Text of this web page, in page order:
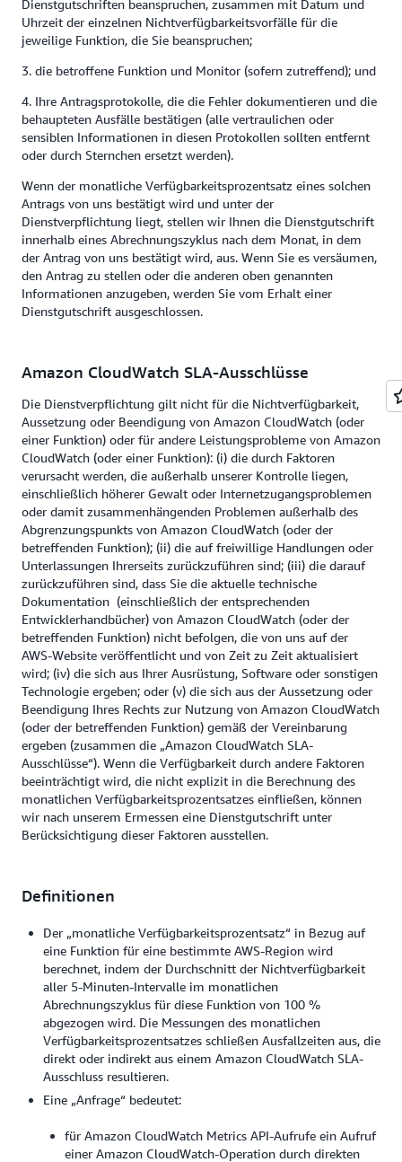
Dienstgutschriften beanspruchen, zusammen mit Datum und
Uhrzeit der einzelnen Nichtverfügbarkeitsvorfälle für die
jeweilige Funktion, die Sie beanspruchen;
3. die betroffene Funktion und Monitor (sofern zutreffend); und
4. Ihre Antragsprotokolle, die die Fehler dokumentieren und die
behaupteten Ausfälle bestätigen (alle vertraulichen oder
sensiblen Informationen in diesen Protokollen sollten entfernt
oder durch Sternchen ersetzt werden).
Wenn der monatliche Verfügbarkeitsprozentsatz eines solchen
Antrags von uns bestätigt wird und unter der
Dienstverpflichtung liegt, stellen wir Ihnen die Dienstgutschrift
innerhalb eines Abrechnungszyklus nach dem Monat, in dem
der Antrag von uns bestätigt wird, aus. Wenn Sie es versäumen,
den Antrag zu stellen oder die anderen oben genannten
Informationen anzugeben, werden Sie vom Erhalt einer
Dienstgutschrift ausgeschlossen.
Amazon CloudWatch SLA-Ausschlüsse
Die Dienstverpflichtung gilt nicht für die Nichtverfügbarkeit,
Aussetzung oder Beendigung von Amazon CloudWatch (oder
einer Funktion) oder für andere Leistungsprobleme von Amazon
CloudWatch (oder einer Funktion): (i) die durch Faktoren
verursacht werden, die außerhalb unserer Kontrolle liegen,
einschließlich höherer Gewalt oder Internetzugangsproblemen
oder damit zusammenhängenden Problemen außerhalb des
Abgrenzungspunkts von Amazon CloudWatch (oder der
betreffenden Funktion); (ii) die auf freiwillige Handlungen oder
Unterlassungen Ihrerseits zurückzuführen sind; (iii) die darauf
zurückzuführen sind, dass Sie die aktuelle technische
Dokumentation (einschließlich der entsprechenden
Entwicklerhandbücher) von Amazon CloudWatch (oder der
betreffenden Funktion) nicht befolgen, die von uns auf der
AWS-Website veröffentlicht und von Zeit zu Zeit aktualisiert
wird; (iv) die sich aus Ihrer Ausrüstung, Software oder sonstigen
Technologie ergeben; oder (v) die sich aus der Aussetzung oder
Beendigung Ihres Rechts zur Nutzung von Amazon CloudWatch
(oder der betreffenden Funktion) gemäß der Vereinbarung
ergeben (zusammen die „Amazon CloudWatch SLA-
Ausschlüsse“). Wenn die Verfügbarkeit durch andere Faktoren
beeinträchtigt wird, die nicht explizit in die Berechnung des
monatlichen Verfügbarkeitsprozentsatzes einfließen, können
wir nach unserem Ermessen eine Dienstgutschrift unter
Berücksichtigung dieser Faktoren ausstellen.
Definitionen
Der „monatliche Verfügbarkeitsprozentsatz“ in Bezug auf
eine Funktion für eine bestimmte AWS-Region wird
berechnet, indem der Durchschnitt der Nichtverfügbarkeit
aller 5-Minuten-Intervalle im monatlichen
Abrechnungszyklus für diese Funktion von 100 %
abgezogen wird. Die Messungen des monatlichen
Verfügbarkeitsprozentsatzes schließen Ausfallzeiten aus, die
direkt oder indirekt aus einem Amazon CloudWatch SLA-
Ausschluss resultieren.
Eine „Anfrage“ bedeutet:
für Amazon CloudWatch Metrics API-Aufrufe ein Aufruf
einer Amazon CloudWatch-Operation durch direkten